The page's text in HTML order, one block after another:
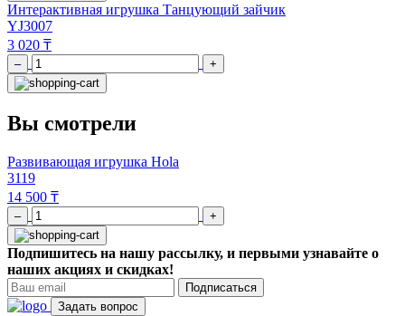
Интерактивная игрушка Танцующий зайчик
YJ3007
3 020 ₸
– +
Вы смотрели
Развивающая игрушка Hola
3119
14 500 ₸
– +
Подпишитесь на нашу рассылку, и первыми узнавайте о
наших акциях и скидках!
Подписаться
Задать вопрос